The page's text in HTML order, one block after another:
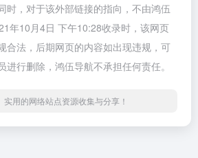
时，对于该外部链接的指向，不由鸿伍
年10月4日 下午10:28收录时，该网页
合法，后期网页的内容如出现违规，可
进行删除，鸿伍导航不承担任何责任。
用的网络站点资源收集与分享！